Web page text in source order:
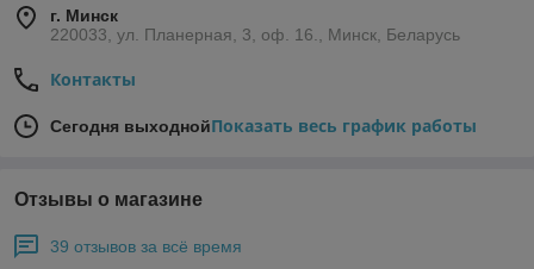
г. Минск
220033, ул. Планерная, 3, оф. 16., Минск, Беларусь
Контакты
Сегодня выходнойПоказать весь график работы
Отзывы о магазине
39 отзывов за всё время